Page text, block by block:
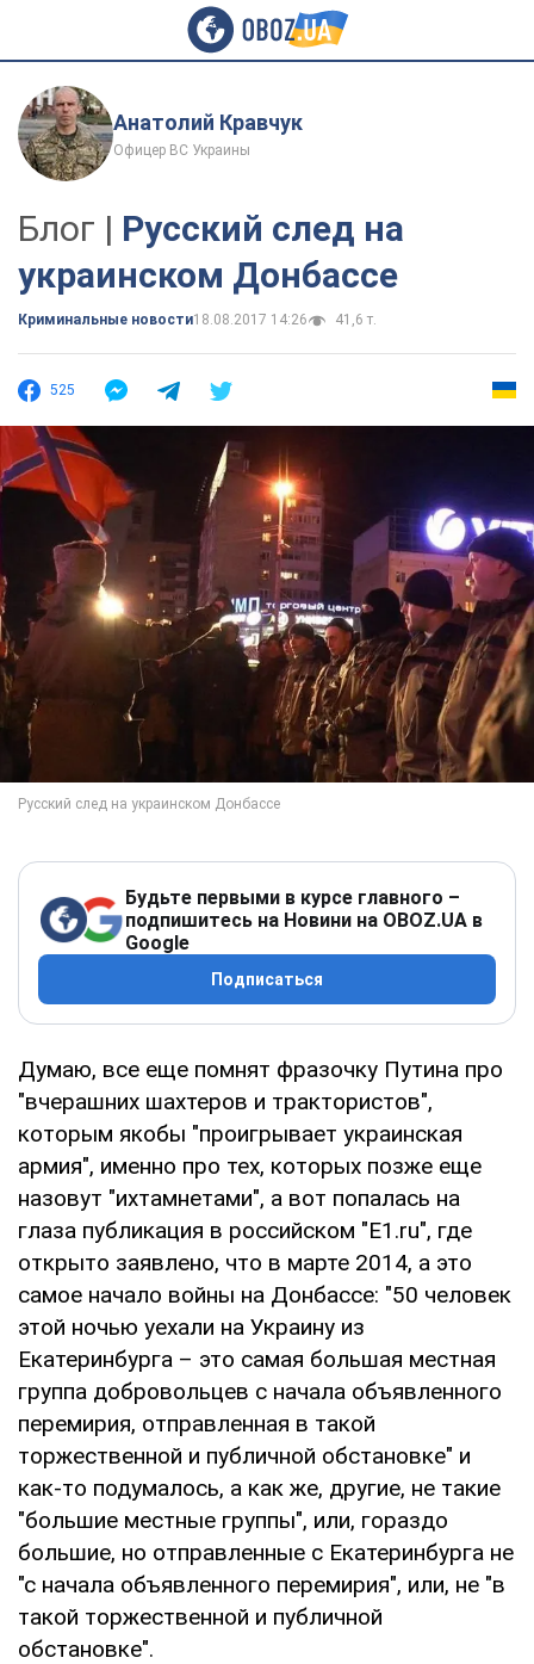
Анатолий Кравчук
Офицер ВС Украины
Блог | Русский след на
украинском Донбассе
Криминальные новости18.08.2017 14:26 41,6 т.
525
Будьте первыми в курсе главного –
подпишитесь на Новини на OBOZ.UA в
Google
Подписаться
Думаю, все еще помнят фразочку Путина про
"вчерашних шахтеров и трактористов",
которым якобы "проигрывает украинская
армия", именно про тех, которых позже еще
назовут "ихтамнетами", а вот попалась на
глаза публикация в российском "Е1.ru", где
открыто заявлено, что в марте 2014, а это
самое начало войны на Донбассе: "50 человек
этой ночью уехали на Украину из
Екатеринбурга – это самая большая местная
группа добровольцев с начала объявленного
перемирия, отправленная в такой
торжественной и публичной обстановке" и
как-то подумалось, а как же, другие, не такие
"большие местные группы", или, гораздо
большие, но отправленные с Екатеринбурга не
"с начала объявленного перемирия", или, не "в
такой торжественной и публичной
обстановке".